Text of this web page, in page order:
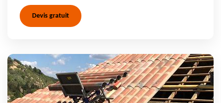
Devis gratuit